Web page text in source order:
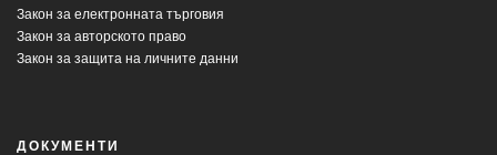
Закон за електронната търговия
Закон за авторското право
Закон за защита на личните данни
ДОКУМЕНТИ